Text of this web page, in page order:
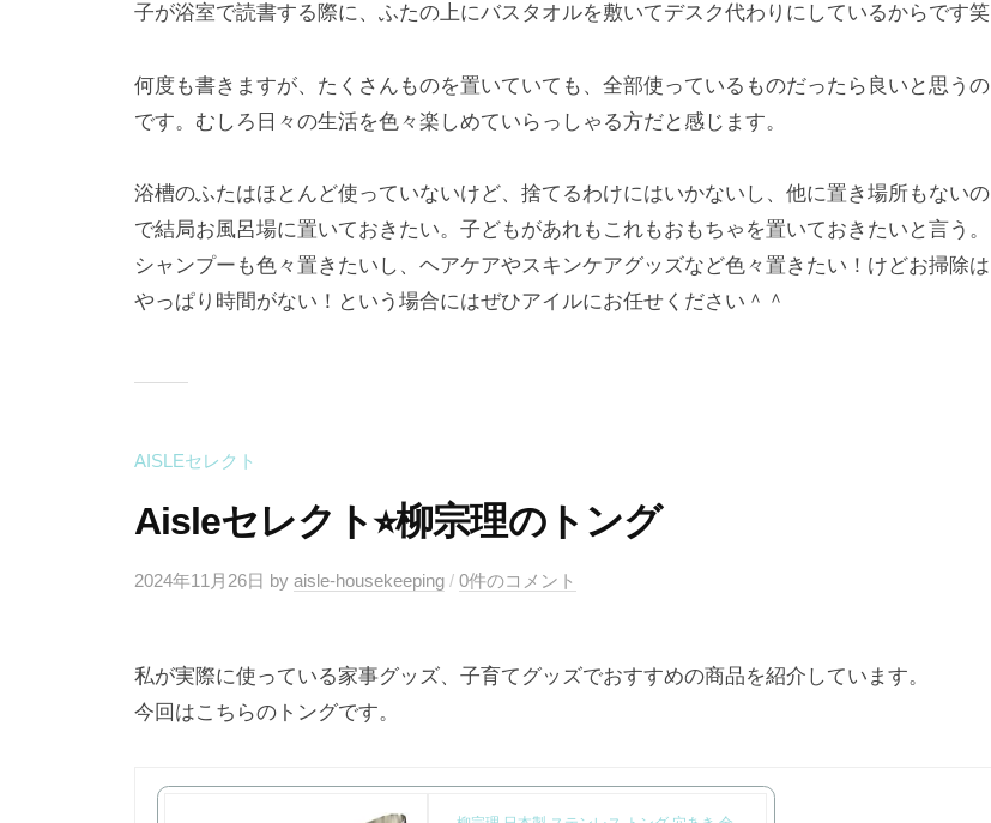
子が浴室で読書する際に、ふたの上にバスタオルを敷いてデスク代わりにしているからです笑
何度も書きますが、たくさんものを置いていても、全部使っているものだったら良いと思うの
です。むしろ日々の生活を色々楽しめていらっしゃる方だと感じます。
浴槽のふたはほとんど使っていないけど、捨てるわけにはいかないし、他に置き場所もないの
で結局お風呂場に置いておきたい。子どもがあれもこれもおもちゃを置いておきたいと言う。
シャンプーも色々置きたいし、ヘアケアやスキンケアグッズなど色々置きたい！けどお掃除は
やっぱり時間がない！という場合にはぜひアイルにお任せください＾＾
AISLEセレクト
Aisleセレクト⭐︎柳宗理のトング
2024年11月26日 by aisle-housekeeping / 0件のコメント
私が実際に使っている家事グッズ、子育てグッズでおすすめの商品を紹介しています。
今回はこちらのトングです。